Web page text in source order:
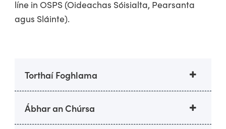
líne in OSPS (Oideachas Sóisialta, Pearsanta
agus Sláinte).
Torthaí Foghlama
Ábhar an Chúrsa